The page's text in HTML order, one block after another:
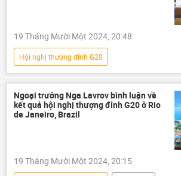
19 Tháng Mười Một 2024, 20:48
Hội nghị thượng đỉnh G20
Chiến dịch quân sự đặc biệt tại Ukraina
Nga
Ukraina
Cuộc khủng hoảng ở Ukraina
Thế giới
phương Tây
Quân sự
Ngoại trưởng Nga Lavrov bình luận về
kết quả hội nghị thượng đỉnh G20 ở Rio
de Janeiro, Brazil
19 Tháng Mười Một 2024, 20:15